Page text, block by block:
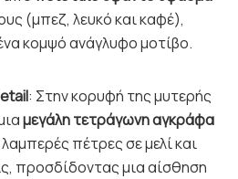
(μπεζ, λευκό και καφέ),
κομψό ανάγλυφο μοτίβο.
: Στην κορυφή της μυτερής
μεγάλη τετράγωνη αγκράφα
πέτρες σε μελί και
προσδίδοντας μια αίσθηση